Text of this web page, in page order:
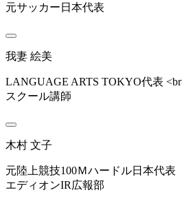
元サッカー日本代表
我妻 絵美
LANGUAGE ARTS TOKYO代表
スクール講師
木村 文子
元陸上競技100Ｍハ
エディオンIR広報部